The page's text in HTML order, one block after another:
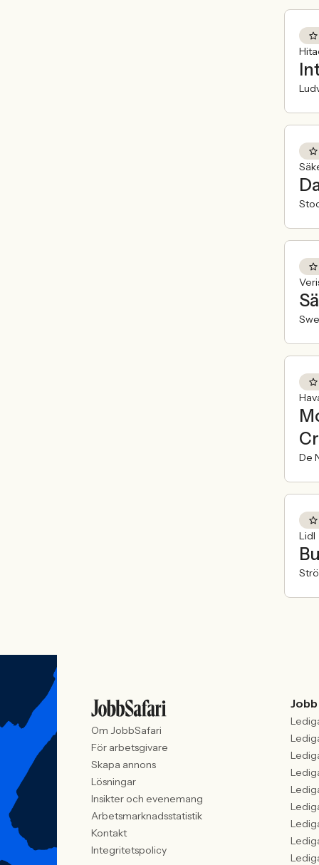
De
Lidl
Om JobbSafari
För arbetsgivare
Skapa annons
Lösningar
Insikter och evenemang
Arbetsmarknadsstatistik
Kontakt
Integritetspolicy